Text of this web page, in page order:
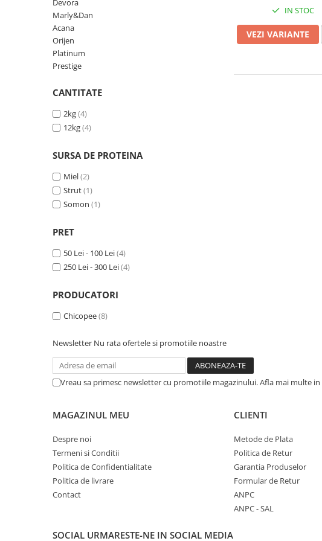
Hrana umeda
Recompense caini
Batoane branza Yak
Custi si Genti de Transport
Diete veterinare
Lemne si coarne de cerb sau
Lese, Zgarzi & Hamuri
Perii si Piepteni
Saltele cu efect de racire
Devora
Marly&Dan
Acana
Orijen
Platinum
Prestige
CANTITATE
2kg(4)
12kg(4)
SURSA DE PROTEINA
Miel(2)
Strut(1)
Somon (1)
PRET
50 Lei - 100 Lei(4)
250 Lei - 300 Lei(4)
PRODUCATORI
Chicopee(8)
IN STOC
VEZI VARIANTE
Newsletter Nu rata ofertele si promotiile noastre
Vreau sa primesc newsletter cu promotiile magazinului. Afla mai multe in
MAGAZINUL MEU
Despre noi
Termeni si Conditii
Politica de Confidentialitate
Politica de livrare
Contact
CLIENTI
Metode de Plata
Politica de Retur
Garantia Produselor
Formular de Retur
ANPC
ANPC - SAL
SOCIAL URMARESTE-NE IN SOCIAL MEDIA